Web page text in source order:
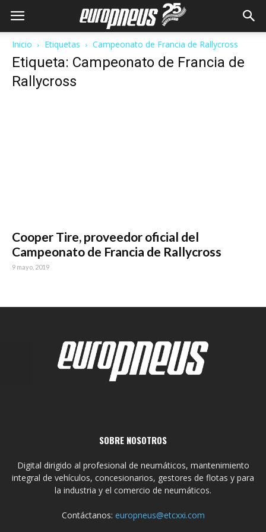
Inicio Etiquetas Campeonato de Francia de Rallycross
Etiqueta: Campeonato de Francia de
Rallycross
Cooper Tire, proveedor oficial del
Campeonato de Francia de Rallycross
9 mayo, 2019
SOBRE NOSOTROS
Digital dirigido al profesional de neumáticos, mantenimiento
integral de vehículos, concesionarios, gestores de flotas y para
la industria y el comercio de neumáticos.
Contáctanos: europneus@etcxxi.com